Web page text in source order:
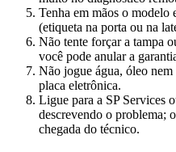
Tenha em mãos o modelo
(etiqueta na porta ou na
Não tente forçar a tampa
você pode anular a
Não jogue água, óleo
placa eletrônica.
Ligue para a SP Services
descrevendo o problema;
chegada do técnico.